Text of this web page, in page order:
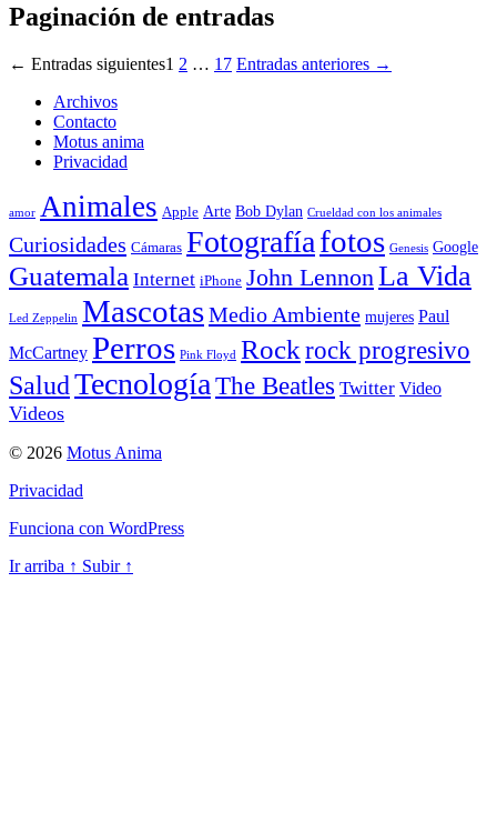
Paginación de entradas
← Entradas siguientes1 2 … 17 Entradas anteriores →
Archivos
Contacto
Motus anima
Privacidad
amor Animales Apple Arte Bob Dylan Crueldad con los animales
Curiosidades Cámaras Fotografíafotos Genesis Google
Guatemala Internet iPhone John Lennon La Vida
Led Zeppelin MascotasMedio Ambiente mujeres Paul
McCartney Perros Pink Floyd Rock rock progresivo
SaludTecnología The Beatles Twitter Video
Videos
© 2026 Motus Anima
Privacidad
Funciona con WordPress
Ir arriba ↑ Subir ↑